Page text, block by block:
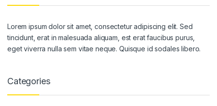
Lorem ipsum dolor sit amet, consectetur adipiscing elit. Sed
tincidunt, erat in malesuada aliquam, est erat faucibus purus,
eget viverra nulla sem vitae neque. Quisque id sodales libero.
Categories